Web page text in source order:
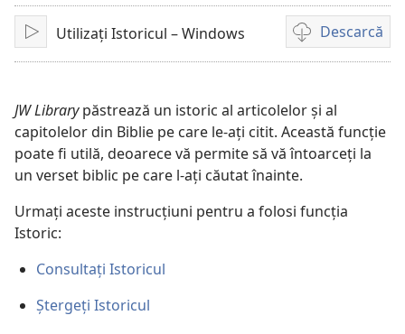
RedareUtilizați Istoricul – Windows Descarcă
Opțiuni
de
pentru
materiale
video
JW Librarypăstrează un istoric al articolelor și al
capitolelor din Biblie pe care le-ați citit. Această funcție
poate fi utilă, deoarece vă permite să vă întoarceți la
un verset biblic pe care l-ați căutat înainte.
Urmați aceste instrucțiuni pentru a folosi funcția
Istoric:
Consultați Istoricul
Ștergeți Istoricul